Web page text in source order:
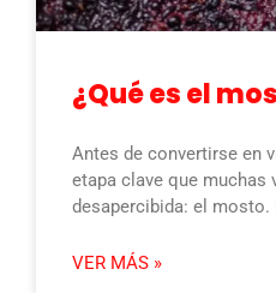
¿Qué es el
Antes de convertirse en
etapa clave que muchas
desapercibida: el mosto.
VER MÁS »